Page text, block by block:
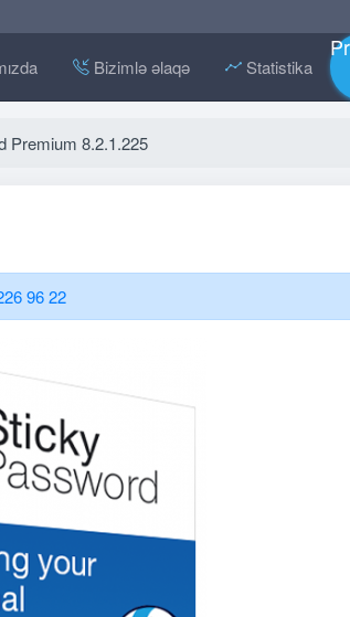
Bizimlə əlaqə Statistika
Premium 8.2.1.225
96 22